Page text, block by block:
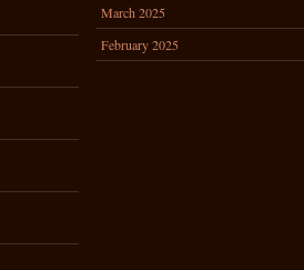
March 2025
February 2025